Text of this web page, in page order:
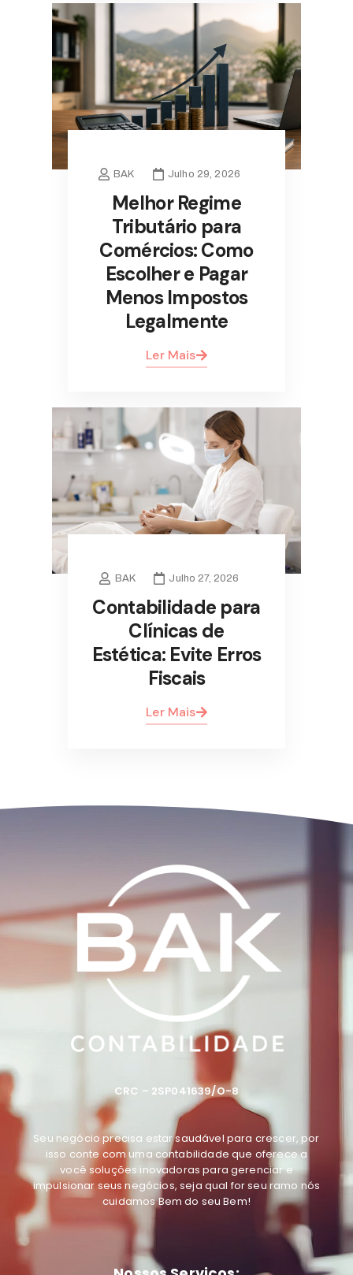
BAK Julho 29, 2026
Melhor Regime
Tributário para
Comércios: Como
Escolher e Pagar
Menos Impostos
Legalmente
Ler Mais
BAK Julho 27, 2026
Contabilidade para
Clínicas de
Estética: Evite Erros
Fiscais
Ler Mais
CRC – 2SP041639/O-8
Seu negócio precisa estar saudável para crescer, por
isso conte com uma contabilidade que oferece a
você soluções inovadoras para gerenciar e
impulsionar seus negócios, seja qual for seu ramo nós
cuidamos Bem do seu Bem!